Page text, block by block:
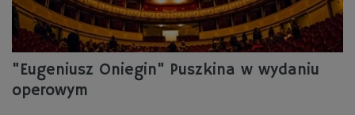
"Eugeniusz Oniegin" Puszkina w wydaniu
operowym